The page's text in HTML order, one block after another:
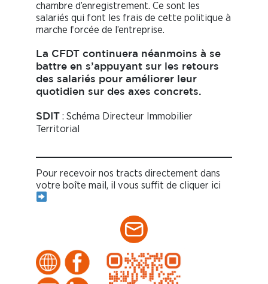
chambre d’enregistrement. Ce sont les
salariés qui font les frais de cette politique à
marche forcée de l’entreprise.
La CFDT continuera néanmoins à se
battre en s’appuyant sur les retours
des salariés pour améliorer leur
quotidien sur des axes concrets.
SDIT
: Schéma Directeur Immobilier
Territorial
Pour recevoir nos tracts directement dans
votre boîte mail, il vous suffit de cliquer ici